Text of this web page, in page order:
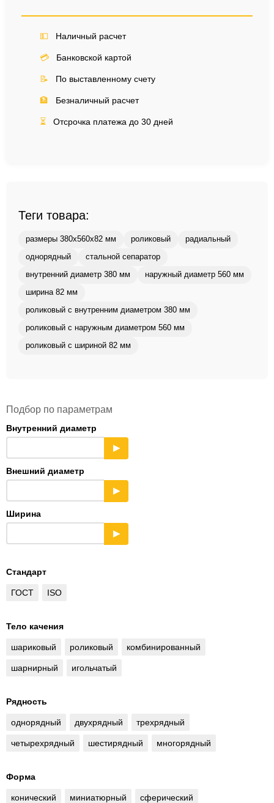
💵 Наличный расчет
💳 Банковской картой
📝 По выставленному счету
🏦 Безналичный расчет
⏳ Отсрочка платежа до 30 дней
Теги товара:
размеры 380x560x82 мм роликовый радиальный
однорядный стальной сепаратор
внутренний диаметр 380 мм наружный диаметр 560 мм
ширина 82 мм
роликовый с внутренним диаметром 380 мм
роликовый с наружным диаметром 560 мм
роликовый с шириной 82 мм
Подбор по параметрам
Внутренний диаметр
▶
Внешний диаметр
▶
Ширина
▶
Стандарт
ГОСТ ISO
Тело качения
шариковый роликовый комбинированный
шарнирный игольчатый
Рядность
однорядный двухрядный трехрядный
четырехрядный шестирядный многорядный
Форма
конический миниатюрный сферический